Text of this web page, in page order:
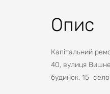
Опис
Капітальний
40, вулиця
будинок, 15 село